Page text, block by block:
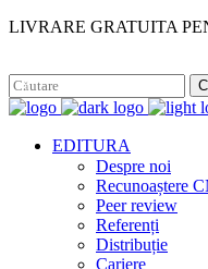
LIVRARE GRATUITA
EDITURA
Despre noi
Recunoaștere
Peer review
Referenți
Distribuție
Cariere